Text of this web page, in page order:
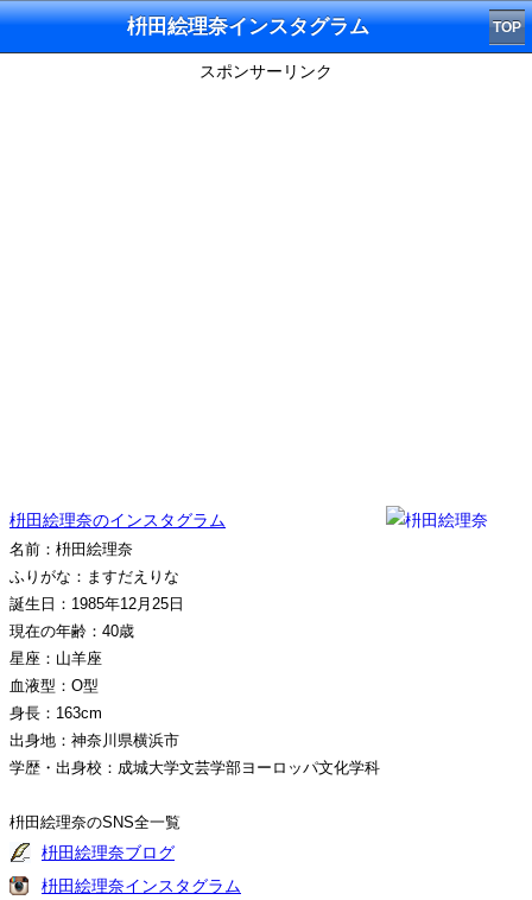
枡田絵理奈インスタグラム TOP
スポンサーリンク
枡田絵理奈のインスタグラム
名前：枡田絵理奈
ふりがな：ますだえりな
誕生日：1985年12月25日
現在の年齢：40歳
星座：山羊座
血液型：O型
身長：163cm
出身地：神奈川県横浜市
学歴・出身校：成城大学文芸学部ヨーロッパ文化学科
枡田絵理奈のSNS全一覧
枡田絵理奈ブログ
枡田絵理奈インスタグラム